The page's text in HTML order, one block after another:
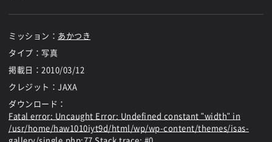
ミッション： あかつき
タイプ：写真
掲載日： 2010/03/12
クレジット：JAXA
ダウンロード：
Fatal error: Uncaught Error: Undefined constant "width" in
/usr/home/haw1010iyt9d/html/wp/wp-content/themes/isas-